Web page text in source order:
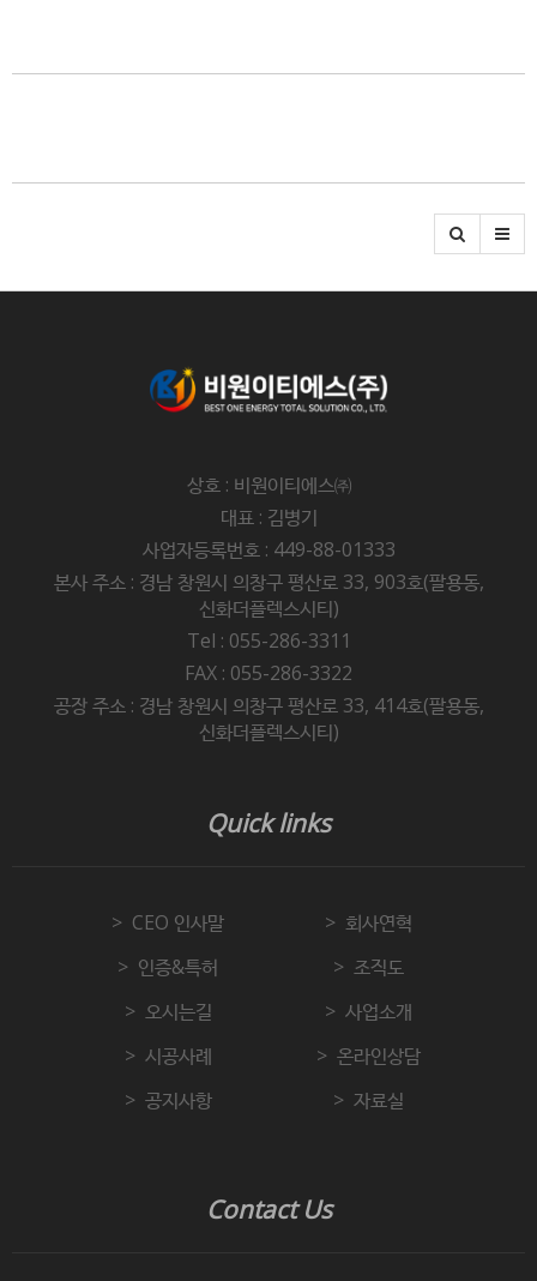
상호 : 비원이티에스㈜
대표 : 김병기
사업자등록번호 : 449-88-01333
본사 주소 : 경남 창원시 의창구 평산로 33, 903호(팔용동,
신화더플렉스시티)
Tel : 055-286-3311
FAX : 055-286-3322
공장 주소 : 경남 창원시 의창구 평산로 33, 414호(팔용동,
신화더플렉스시티)
Quick links
CEO 인사말
회사연혁
인증&특허
조직도
오시는길
사업소개
시공사례
온라인상담
공지사항
자료실
Contact Us